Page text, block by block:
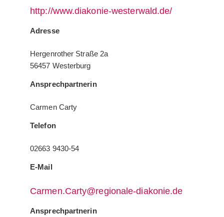
http://www.diakonie-westerwald.de/
Adresse
Hergenrother Straße 2a
56457 Westerburg
Ansprechpartnerin
Carmen Carty
Telefon
02663 9430-54
E-Mail
Carmen.Carty@regionale-diakonie.de
Ansprechpartnerin